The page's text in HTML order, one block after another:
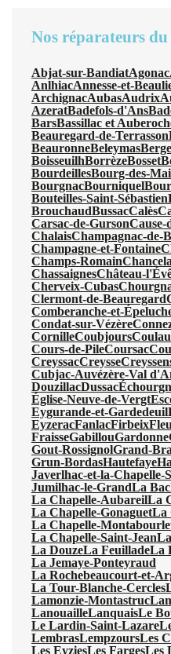
Nos réparateurs
Abjat-sur-BandiatAgonac
AnlhiacAnnesse-et-
ArchignacAubasAudrix
AzeratBadefols-d'Ans
BarsBassillac et
Beauregard-de-Terrasson
BeauronneBeleymas
BoisseuilhBorrèzeBosset
BourdeillesBourg-des-
BourgnacBourniquel
Bouteilles-Saint-Sébastien
BrouchaudBussacCalès
Carsac-de-GursonCause-
ChalaisChampagnac-de-
Champagne-et-Fontaine
Champs-Romain
ChassaignesChâteau-
Cherveix-Cubas
Clermont-de-Beauregard
Comberanche-et-
Condat-sur-Vézère
CornilleCoubjours
Cours-de-PileCoursac
CreyssacCreysse
Cubjac-Auvézère-Val
DouzillacDussac
Église-Neuve-de-Vergt
Eygurande-et-Gardedeuil
EyzeracFanlacFirbeix
FraisseGabillouGardonne
Gout-RossignolGrand-
Grun-BordasHautefaye
Javerlhac-et-la-Chapelle-
Jumilhac-le-GrandLa
La Chapelle-AubareilLa
La Chapelle-GonaguetLa
La Chapelle-
La Chapelle-Saint-Jean
La DouzeLa FeuilladeLa
La Jemaye-Ponteyraud
La Rochebeaucourt-et-
La Tour-Blanche-Cercles
Lamonzie-Montastruc
LanouailleLanquaisLe
Le Lardin-Saint-Lazare
LembrasLempzoursLes
Les EyziesLes FargesLes